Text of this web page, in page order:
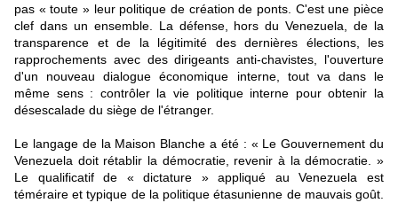
pas « toute » leur politique de création de ponts. C'est une pièce
clef dans un ensemble. La défense, hors du Venezuela, de la
transparence et de la légitimité des dernières élections, les
rapprochements avec des dirigeants anti-chavistes, l'ouverture
d'un nouveau dialogue économique interne, tout va dans le
même sens : contrôler la vie politique interne pour obtenir la
désescalade du siège de l'étranger.
Le langage de la Maison Blanche a été : « Le Gouvernement du
Venezuela doit rétablir la démocratie, revenir à la démocratie. »
Le qualificatif de « dictature » appliqué au Venezuela est
téméraire et typique de la politique étasunienne de mauvais goût.